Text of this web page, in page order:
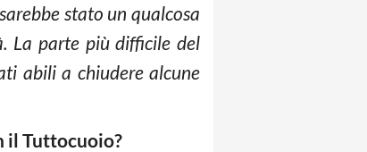
stato un qualcosa
La parte più difficile del
abili a chiudere alcune
il Tuttocuoio?